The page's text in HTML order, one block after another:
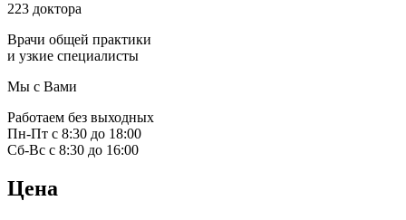
223 доктора
Врачи общей практики
и узкие специалисты
Мы с Вами
Работаем без выходных
Пн-Пт с 8:30 до 18:00
Сб-Вс с 8:30 до 16:00
Цена